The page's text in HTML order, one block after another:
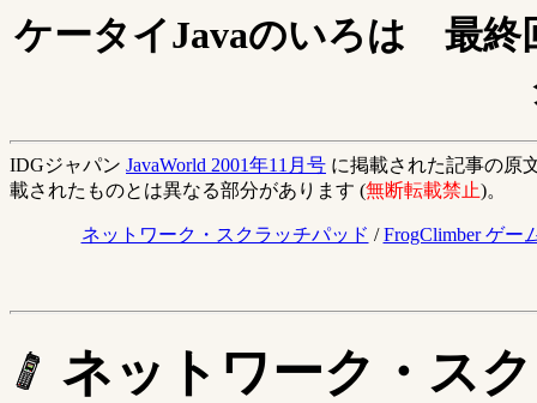
ケータイJavaのいろは 最終
IDGジャパン JavaWorld 2001年11月号 に掲載された記事の原
載されたものとは異なる部分があります (無断転載禁止)。
ネットワーク・スクラッチパッド /FrogClimber ゲー
ネットワーク・ス